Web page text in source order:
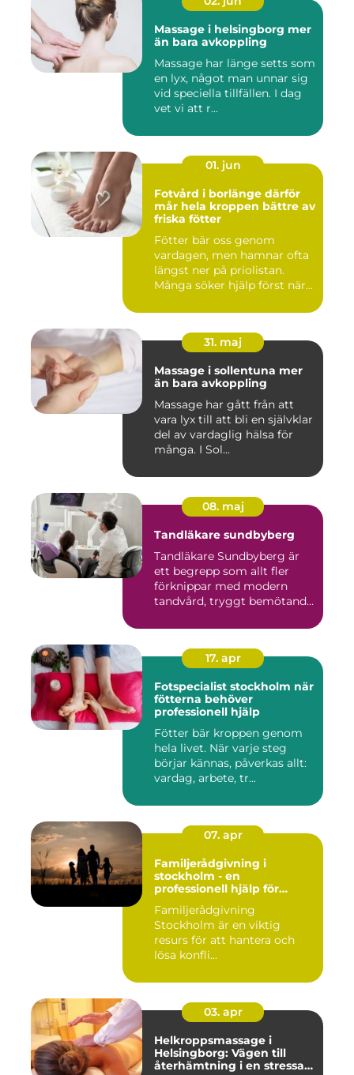
Massage i helsingborg mer
än bara avkoppling
Massage har länge setts som
en lyx, något man unnar sig
vid speciella tillfällen. I dag
vet vi att r...
01. jun
Fotvård i borlänge därför
mår hela kroppen bättre av
friska fötter
Fötter bär oss genom
vardagen, men hamnar ofta
längst ner på priolistan.
Många söker hjälp först när...
31. maj
Massage i sollentuna mer
än bara avkoppling
Massage har gått från att
vara lyx till att bli en självklar
del av vardaglig hälsa för
många. I Sol...
08. maj
Tandläkare sundbyberg
Tandläkare Sundbyberg är
ett begrepp som allt fler
förknippar med modern
tandvård, tryggt bemötande
17. apr
Fotspecialist stockholm när
fötterna behöver
professionell hjälp
Fötter bär kroppen genom
hela livet. När varje steg
börjar kännas, påverkas allt:
vardag, arbete, tr...
07. apr
Familjerådgivning i
stockholm - en
professionell hjälp för
Familjerådgivning
Stockholm är en viktig
resurs för att hantera och
lösa konfli...
03. apr
Helkroppsmassage i
Helsingborg: Vägen till
återhämtning i en stressad